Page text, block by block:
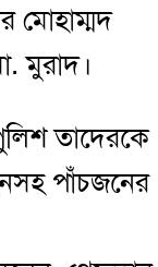
মোহাম্মদ
মুরাদ।
তাদেরকে
পাঁচজনের